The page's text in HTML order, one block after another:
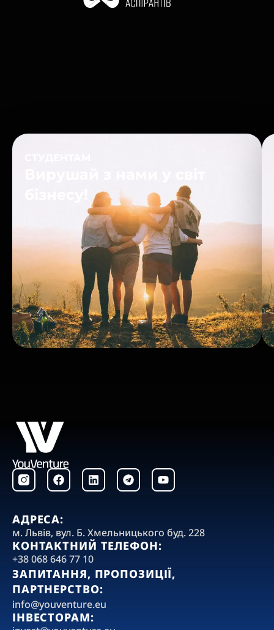
F
a
c
b
o
o
k
L
i
n
d
i
n
T
e
l
r
a
m
Y
o
u
b
e
АДРЕСА:
‍м. Львів, вул. Б. Хмельницького буд. 228
КОНТАКТНИЙ ТЕЛЕФОН:
+38 068 646 77 10
ЗАПИТАННЯ, ПРОПОЗИЦІЇ,
ПАРТНЕРСТВО:
‍info@youventure.eu
ІНВЕСТОРАМ: